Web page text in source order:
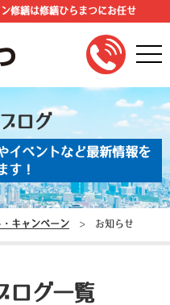
修繕は修繕ひらまつにお任せ
ログ
イベントなど最新情報を
す！
・キャンペーン > お知らせ
ログ一覧